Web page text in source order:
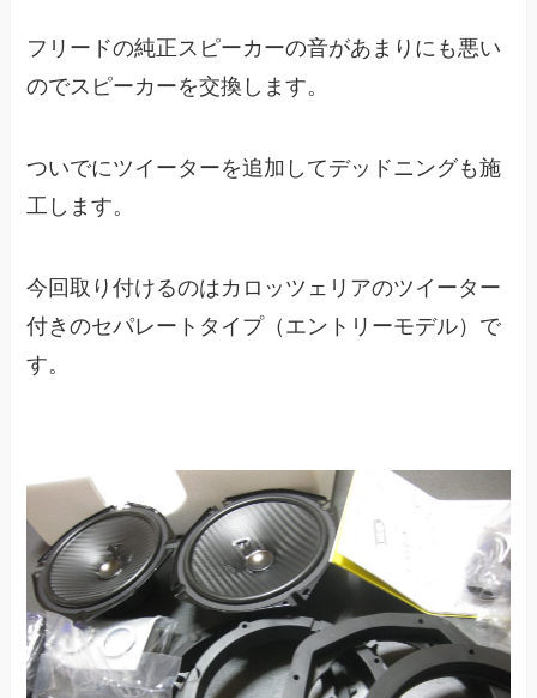
フリードの純正スピーカーの音があまりにも悪い
のでスピーカーを交換します。
ついでにツイーターを追加してデッドニングも施
工します。
今回取り付けるのはカロッツェリアのツイーター
付きのセパレートタイプ（エントリーモデル）で
す。